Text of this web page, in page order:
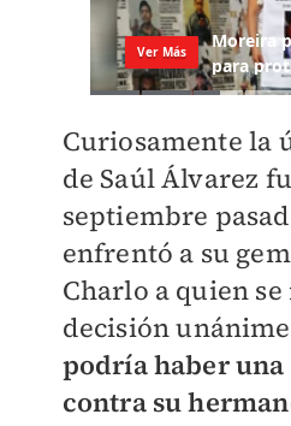
Curiosamente la
de Saúl Álvarez
septiembre
enfrentó a su
Charlo a quien
decisión
podría haber
contra su